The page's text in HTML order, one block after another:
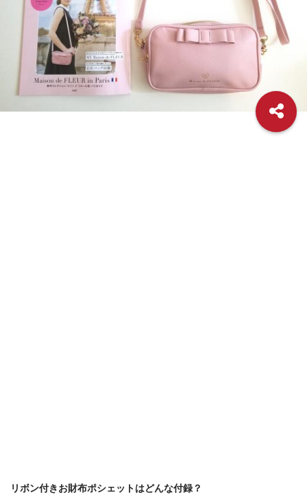
リボン付きお財布ポシェットはどんな付録？